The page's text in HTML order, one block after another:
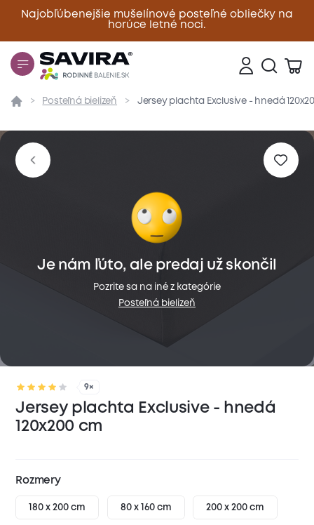
Najobľúbenejšie mušelínové posteľné obliečky na
horúce letné noci.
Zavrieť
Prehľad Parametre Popis produktu
Posteľná bielizeň Jersey plachta Exclusive - hnedá
9×
Jersey plachta Exclusive - hnedá
120x200 cm
Rozmery
180 x 200 cm 80 x 160 cm 200 x 200 cm
Je nám ľúto, ale predaj už skončil
Pozrite sa na iné z kategórie
Posteľná bielizeň